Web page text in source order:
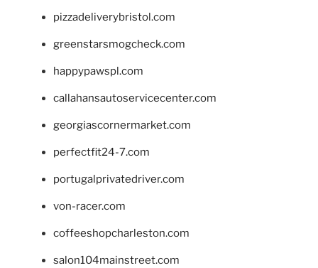
pizzadeliverybristol.com
greenstarsmogcheck.com
happypawspl.com
callahansautoservicecenter.com
georgiascornermarket.com
perfectfit24-7.com
portugalprivatedriver.com
von-racer.com
coffeeshopcharleston.com
salon104mainstreet.com